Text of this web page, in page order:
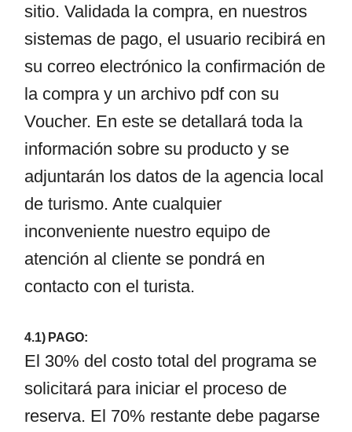
sitio. Validada la compra, en nuestros
sistemas de pago, el usuario recibirá en
su correo electrónico la confirmación de
la compra y un archivo pdf con su
Voucher. En este se detallará toda la
información sobre su producto y se
adjuntarán los datos de la agencia local
de turismo. Ante cualquier
inconveniente nuestro equipo de
atención al cliente se pondrá en
contacto con el turista.
4.1) PAGO:
El 30% del costo total del programa se
solicitará para iniciar el proceso de
reserva. El 70% restante debe pagarse